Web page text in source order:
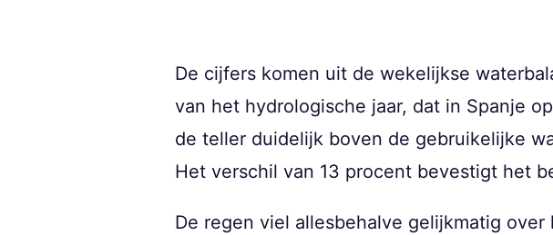
De cijfers komen uit de wekelijkse
van het hydrologische jaar, dat in Spanje
de teller duidelijk boven de gebruikelijke
Het verschil van 13 procent bevestigt het
De regen viel allesbehalve gelijkmatig